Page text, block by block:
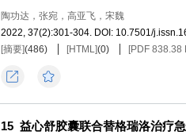
陶功达，张宛，高亚飞，宋魏
2022, 37(2):301-304. DOI: 10.7501/
[摘要](486) [HTML](0) [PDF 838.38
15 益心舒胶囊联合替格瑞洛治疗